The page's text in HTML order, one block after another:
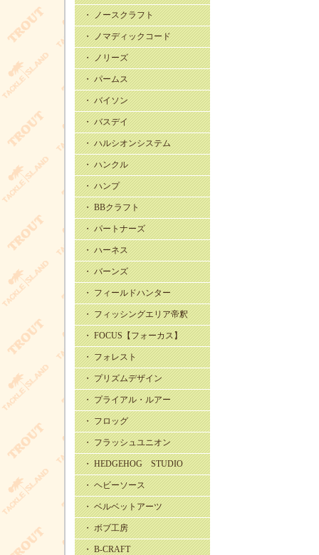
・ ノースクラフト
・ ノマディックコード
・ ノリーズ
・ パームス
・ バイソン
・ バスデイ
・ ハルシオンシステム
・ ハンクル
・ ハンプ
・ BBクラフト
・ パートナーズ
・ ハーネス
・ バーンズ
・ フィールドハンター
・ フィッシングエリア帝釈
・ FOCUS【フォーカス】
・ フォレスト
・ プリズムデザイン
・ プライアル・ルアー
・ フロッグ
・ フラッシュユニオン
・ HEDGEHOG STUDIO
・ ヘビーソース
・ ベルベットアーツ
・ ボブ工房
・ B-CRAFT